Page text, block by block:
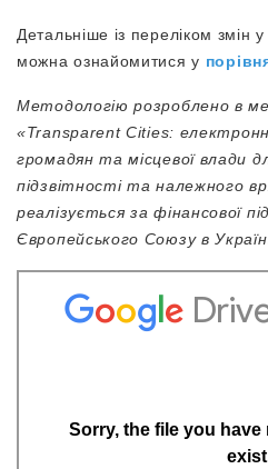
Детальніше із переліком змін
можна ознайомитися у
Методологію розроблено в
«Transparent Cities:
громадян та місцевої влади
підзвітності та належного
реалізується за фінансової
Європейського Союзу в